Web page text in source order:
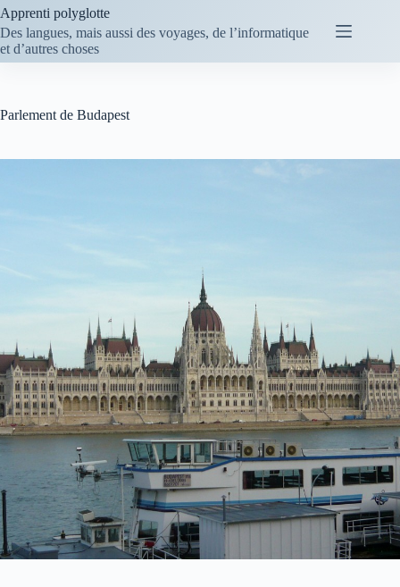
Passer
au
contenu
Apprenti polyglotte
Des langues, mais aussi des voyages, de l’informatique
et d’autres choses
Parlement de Budapest